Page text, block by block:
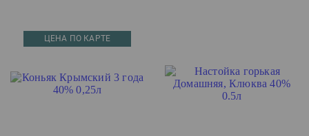
ЦЕНА ПО КАРТЕ